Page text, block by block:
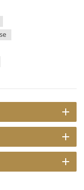
sortir sur
d'esprit que procure